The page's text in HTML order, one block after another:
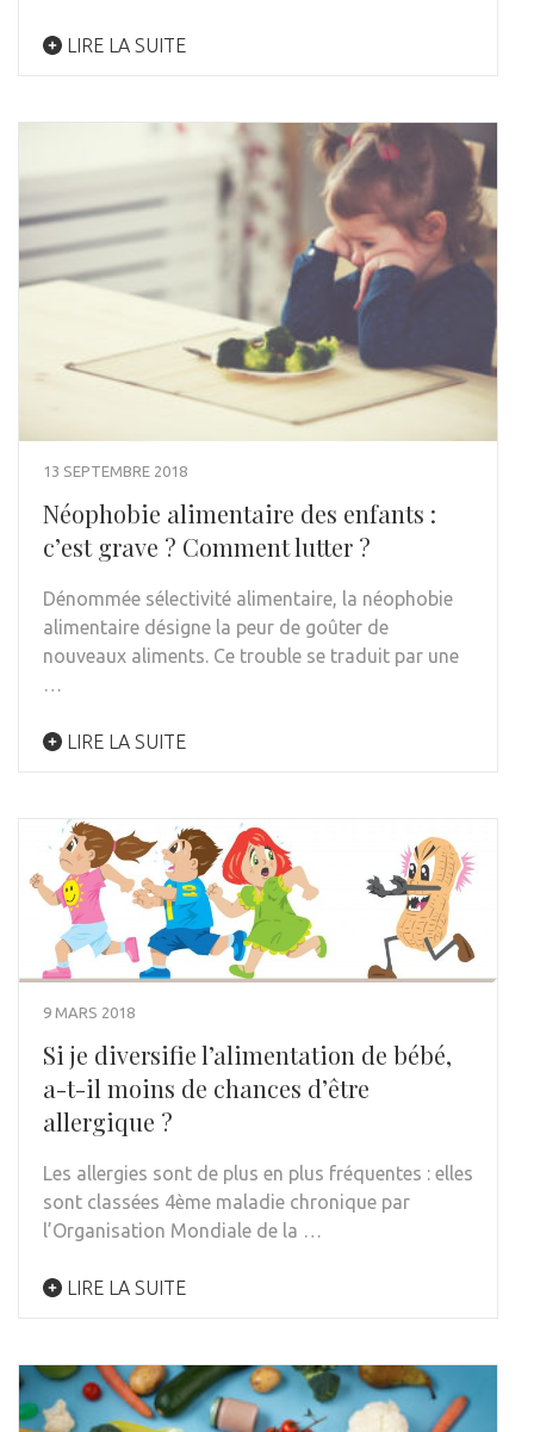
LIRE LA SUITE
13 SEPTEMBRE 2018
Néophobie alimentaire des enfants :
c’est grave ? Comment lutter ?
Dénommée sélectivité alimentaire, la néophobie
alimentaire désigne la peur de goûter de
nouveaux aliments. Ce trouble se traduit par une
…
LIRE LA SUITE
9 MARS 2018
Si je diversifie l’alimentation de bébé,
a-t-il moins de chances d’être
allergique ?
Les allergies sont de plus en plus fréquentes : elles
sont classées 4ème maladie chronique par
l’Organisation Mondiale de la …
LIRE LA SUITE